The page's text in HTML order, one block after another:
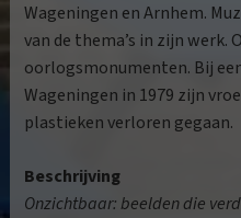
Wageningen en Arnhem.
van de thema’s in zijn werk.
oorlogsmonumenten. Bij
Wageningen in 1979 zijn
plastieken verloren gegaan.
Beschrijving
Onzichtbaar: beelden die